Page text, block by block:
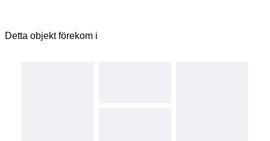
Detta objekt förekom i